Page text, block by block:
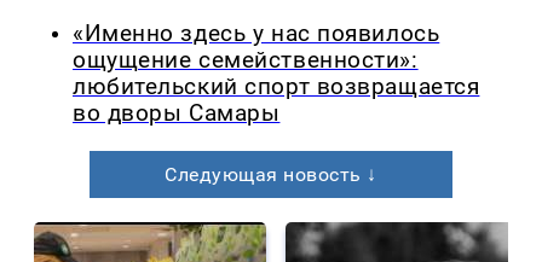
«Именно здесь у нас появилось
ощущение семейственности»:
любительский спорт возвращается
во дворы Самары
Следующая новость ↓